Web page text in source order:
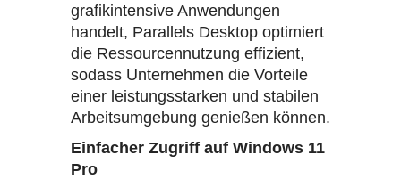
grafikintensive Anwendungen
handelt, Parallels Desktop optimiert
die Ressourcennutzung effizient,
sodass Unternehmen die Vorteile
einer leistungsstarken und stabilen
Arbeitsumgebung genießen können.
Einfacher Zugriff auf Windows 11
Pro